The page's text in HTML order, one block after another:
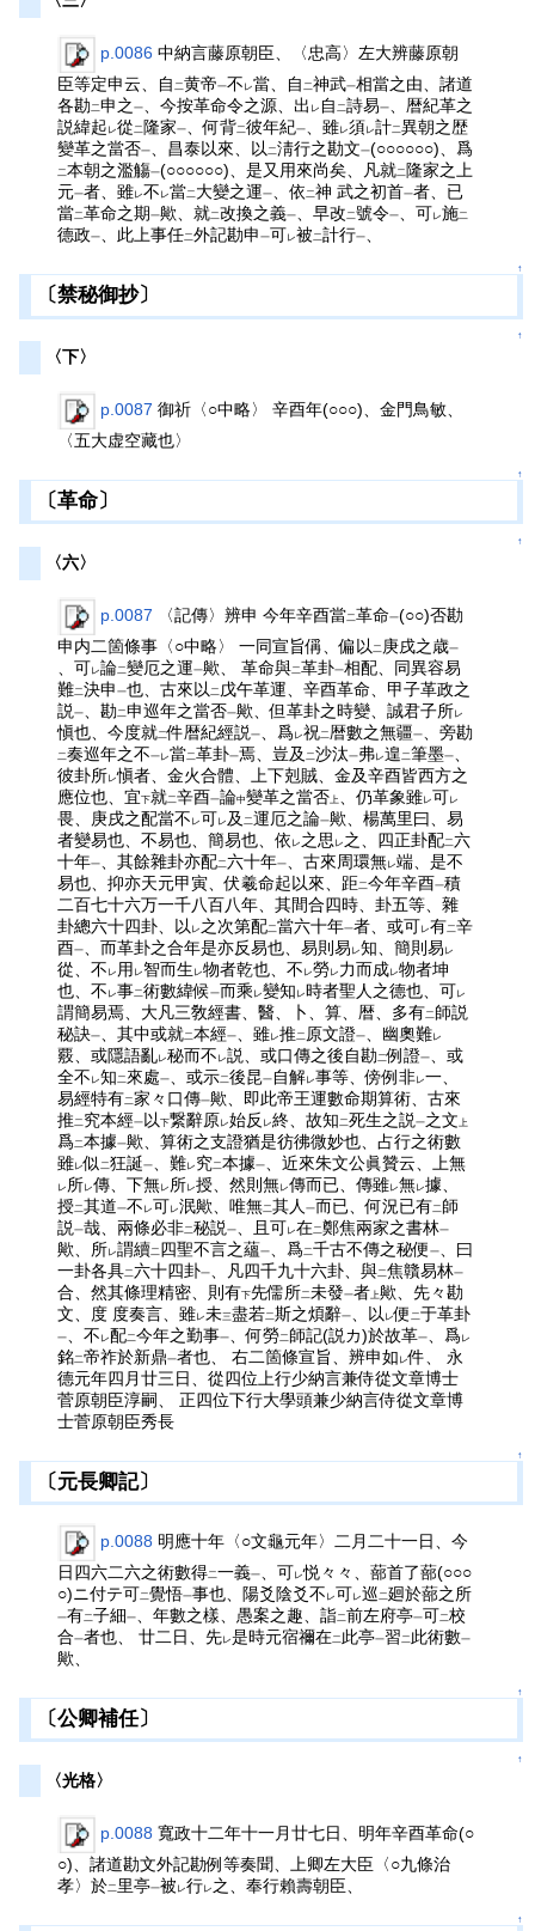
p.0086 中納言藤原朝臣、〈忠高〉左大辨藤原朝
臣等定申云、自 二黄帝一不 レ當、自 二神武一相當之由、諸道
各勘二申之一 、今按革命令之源、出 レ 自 二詩易一
、暦紀革之
説緯起 レ從二隆家一 、何背二彼年紀一 、雖レ須レ計二異朝之歴
變革之當否一 、昌泰以來、以 二淸行之勘文一(○○○○○○)、爲
二本朝之濫觴一(○○○○○○)、是又用來尚矣、凡就二隆家之上
元一者、雖レ不 レ當二大變之運一 、依二神 武之初首一者、已
當二革命之期一歟、就二改換之義一 、早改二號令一 、可レ施二
德政一 、此上事任二外記勘申一可レ被二計行一
↑
〔禁秘御抄〕
↑
〈下〉
p.0087 御祈〈○中略〉 辛酉年(○○○)、金門鳥敏、
〈五大虚空藏也〉
↑
〔革命〕
↑
〈六〉
p.0087 〈記傳〉辨申 今年辛酉當二革命一(○○)否勘
申内二箇條事〈○中略〉 一同宣旨偁、偏以 二 庚戌之歳一
、可レ論二變厄之運一歟、 革命與二革卦一相配、同異容易
難二決申一也、古來以 二 戊午革運、辛酉革命、甲子革政之
説一 、勘二申巡年之當否一歟、但革卦之時變、誠君子所レ
愼也、今度就二件暦紀經説一 、爲レ祝二暦數之無疆一 、旁勘
二奏巡年之不一レ當二革卦一焉、豈及 二沙汰一弗レ遑二筆墨一
彼卦所レ愼者、金火合體、上下剋賊、金及辛酉皆西方之
應位也、宜下就二辛酉一論中變革之當否上 、仍革象雖レ可レ
畏、庚戌之配當不 レ可レ 及 二運厄之論一歟、楊萬里曰、易
者變易也、不易也、簡易也、依 レ 之思 レ 之、四正卦配二六
十年一 、其餘雜卦亦配二六十年一 、古來周環無レ端、是不
易也、抑亦天元甲寅、伏羲命起以來、距二今年辛酉一積
二百七十六万一千八百八年、其間合四時、卦五等、雜
卦總六十四卦、以 レ 之次第配二當六十年一者、或可レ有二辛
酉一 、而革卦之合年是亦反易也、易則易 レ知、簡則易 レ
從、不 レ 用 レ智而生 レ物者乾也、不 レ勞レ 力而成レ物者坤
也、不 レ事二術數緯候一而乘 レ變知 レ時者聖人之德也、可レ
謂簡易焉、大凡三敎經書、醫、卜、算、暦、多有二師説
秘訣一 、其中或就二本經一 、雖レ推二 原文證一 、幽奧難レ
覈、或隱語亂レ秘而不 レ説、或口傳之後自勘二例證一
、或
全不 レ知二來處一 、或示二後昆一 自解レ事等、傍例非レ一、
易經特有二家々口傳一歟、即此帝王運數命期算術、古來
推二究本經一 以下繋辭原レ始反 レ終、故知二死生之説一之文上
爲二本據一歟、算術之支證猶是彷彿微妙也、占行之術數
雖レ似 二狂誕一 、難レ 究二本據一 、近來朱文公眞贊云、上無
レ 所レ傳、下無レ 所レ授、然則無レ傳而已、傳雖レ無レ據、
授二其道一不 レ可レ泯歟、唯無二其人一而已、何況已有二師
説一哉、兩條必非二秘説一 、且可レ在二鄭焦兩家之書林一
歟、所レ謂續二四聖不言之蘊一 、爲二千古不傳之秘便一
、曰
一卦各具二六十四卦一 、凡四千九十六卦、與二焦贛易林一
合、然其條理精密、則有下先儒所二未發一者上歟、先々勘
文、度 度奏言、雖レ未三盡若二斯之煩辭一 、以 レ便 二于革卦
一 、不 レ配二今年之勤事一 、何勞二師記(説カ)於故革一 、爲レ
銘二帝祚於新鼎一者也、 右二箇條宣旨、辨申如 レ件、 永
德元年四月廿三日、從四位上行少納言兼侍從文章博士
菅原朝臣淳嗣、 正四位下行大學頭兼少納言侍從文章博
士菅原朝臣秀長
↑
〔元長卿記〕
p.0088 明應十年〈○文龜元年〉二月二十一日、今
日四六二六之術數得二一義一 、可レ悦々々、蔀首了蔀(○○○
○)ニ付テ可二覺悟一事也、陽爻陰爻不 レ可レ巡 二廻於蔀之所
一有二子細一 、年數之樣、愚案之趣、詣二前左府亭一可二校
合一者也、 廿二日、先レ是時元宿禰在二 此亭一習 二 此術數一
歟、
↑
〔公卿補任〕
↑
〈光格〉
p.0088 寬政十二年十一月廿七日、明年辛酉革命(○
○)、諸道勘文外記勘例等奏聞、上卿左大臣〈○九條治
孝〉於二 里亭一被 レ行レ 之、奉行賴壽朝臣、
↑